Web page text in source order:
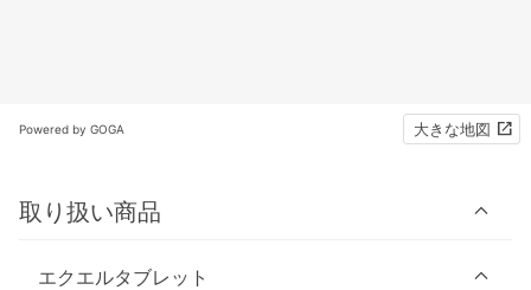
Powered by GOGA 大きな地図
取り扱い商品
エクエルタブレット